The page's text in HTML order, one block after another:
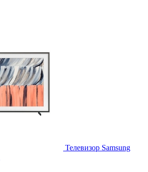
Телевизор Samsung